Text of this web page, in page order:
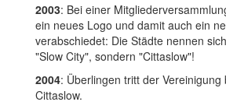
2003: Bei einer
ein neues Logo und damit auch ein
verabschiedet: Die Städte nennen
"Slow City", sondern "Cittaslow"!
2004: Überlingen tritt der Vereinigung
Cittaslow.